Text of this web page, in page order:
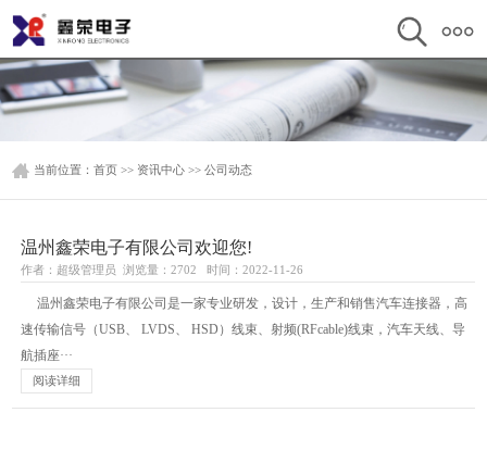
当前位置： 首页 >> 资讯中心>> 公司动态
温州鑫荣电子有限公司欢迎您!
作者：超级管理员 浏览量：2702 时间：2022-11-26
温州鑫荣电子有限公司是一家专业研发，设计，生产和销售汽车连接器，高
速传输信号（USB、 LVDS、 HSD）线束、射频(RFcable)线束，汽车天线、导
航插座···
阅读详细